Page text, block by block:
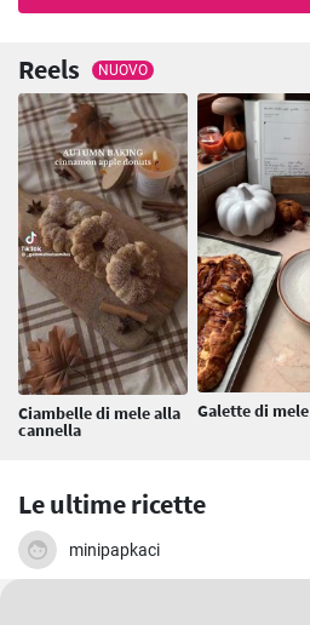
Reels NUOVO
Ciambelle di mele alla
cannella
Galette di mele
Le ultime ricette
minipapkaci